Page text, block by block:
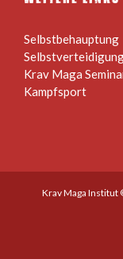
Selbstbehauptung
Krav Maga
Kampfsport
Krav Maga Institut